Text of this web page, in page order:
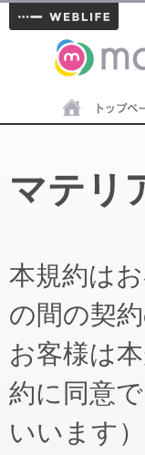
materials
マテリ
本規約は
の間の契
お客様は
約に同意
いいます